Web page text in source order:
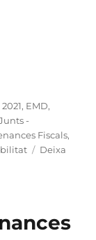
, EMD,
-
Fiscals,
Deixa